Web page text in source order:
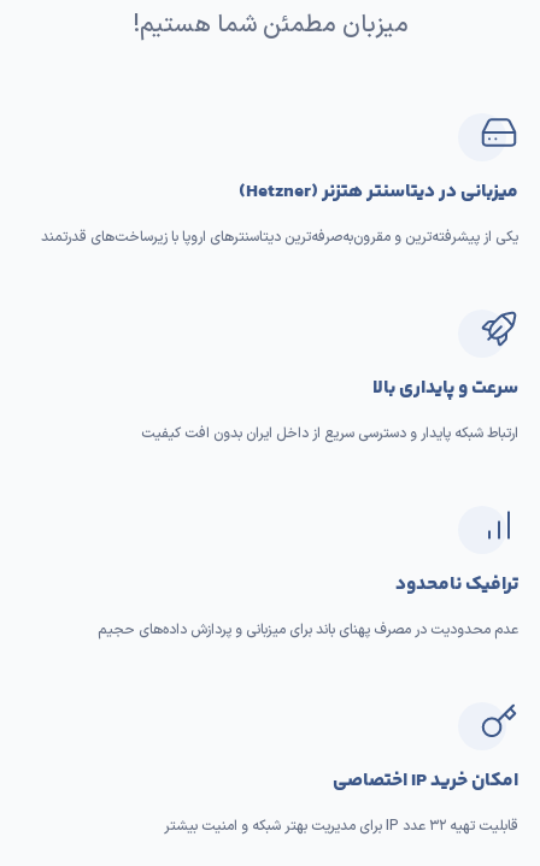
میزبان مطمئن شما هستیم!
میزبانی در دیتاسنتر هتزنر (Hetzner)
یکی از پیشرفته‌ترین و مقرون‌به‌صرفه‌ترین دیتاسنترهای اروپا با زیرساخت‌های قدرتمند
سرعت و پایداری بالا
ارتباط شبکه پایدار و دسترسی سریع از داخل ایران بدون افت کیفیت
ترافیک نامحدود
عدم محدودیت در مصرف پهنای باند برای میزبانی و پردازش داده‌های حجیم
امکان خرید IP اختصاصی
قابلیت تهیه ٣٢ عدد IP برای مدیریت بهتر شبکه و امنیت بیشتر